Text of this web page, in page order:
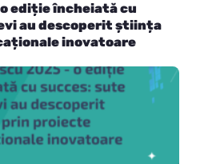
ediție încheiată cu
au descoperit știința
inovatoare